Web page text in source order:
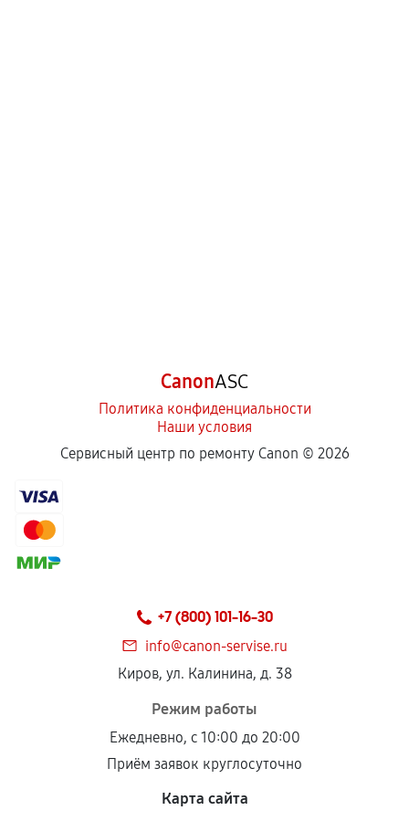
CanonASC
Политика конфиденциальности
Наши условия
Сервисный центр по ремонту Canon © 2026
+7 (800) 101-16-30
info@canon-servise.ru
Киров, ул. Калинина, д. 38
Режим работы
Ежедневно, с 10:00 до 20:00
Приём заявок круглосуточно
Карта сайта